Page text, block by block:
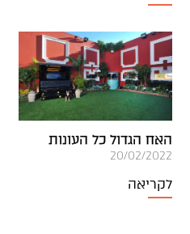
האח הגדול כל העונות
20/02/2022
לקריאה